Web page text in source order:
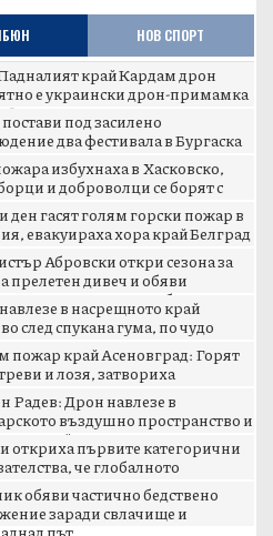
НОВ СПОРТ
край Кардам дрон
е украински дрон-примамка
под засилено
два фестивала в Бургаска
избухнаха в Хасковско,
и доброволци се борят с
ден гасят голям горски пожар в
евакуираха хора край Белград
Абровски откри сезона за
прелетен дивеч и обяви
на ловните б...
в насрещното край
след спукана гума, по чудо
пожар край Асеновград: Горят
и лозя, затвориха
път
Радев: Дрон навлезе в
въздушно пространство и
край границата с...
откриха първите категорични
че глобалното
се ускорява
обяви частично бедствено
заради свлачище и